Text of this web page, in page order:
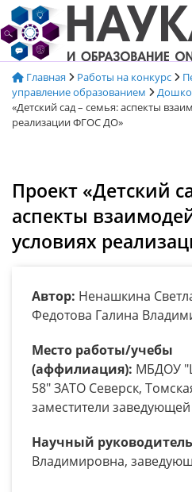
Перейти
к
содержимому
Главная Работы на конкурс
управление образованием
«Детский сад – семья: аспекты
реализации ФГОС ДО»
Проект «Детский
аспекты
условиях
Автор: Ненашкина
Федотова Галина
Место работы/учебы
(аффилиация): МБДОУ
58" ЗАТО Северск,
заместители
Научный
Владимировна,